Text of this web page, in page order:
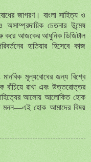
জাগরণ। বাংলা সাহিত্য ও
চেতনার উন্মেষ
করে আজকের আধুনিক ডিজিটাল
হাতিয়ার হিসেবে কাজ
মানবিক মূল্যবোধের জন্য বিশ্বে
বাঁচিয়ে রাখা এবং উত্তরোত্তর
আলোয় আলোকিত হোক
মনন—এই হোক আমাদের বিষয়